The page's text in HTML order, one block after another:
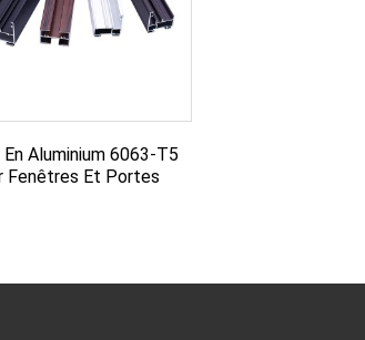
Aluminium 6063-T5
Fenêtres Et Portes